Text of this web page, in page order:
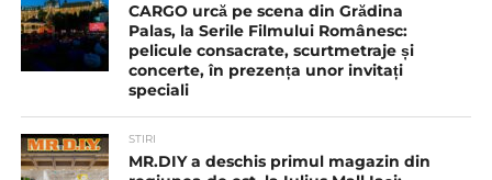
CARGO urcă pe scena din Grădina
Palas, la Serile Filmului Românesc:
pelicule consacrate, scurtmetraje și
concerte, în prezența unor invitați
speciali
STIRI
MR.DIY a deschis primul magazin din